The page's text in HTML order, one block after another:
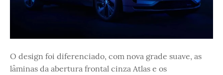
O design foi diferenciado, com nova grade suave, as
lâminas da abertura frontal cinza Atlas e os